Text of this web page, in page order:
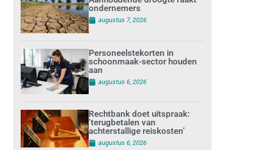
ondernemers
augustus 7, 2026
Personeelstekorten in
schoonmaak-sector houden
aan
augustus 6, 2026
Rechtbank doet uitspraak:
’terugbetalen van
achterstallige reiskosten’
augustus 6, 2026